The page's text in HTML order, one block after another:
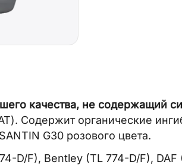
качества, не содержащий
Содержит органические
G30 розового цвета.
D/F), Bentley (TL 774-D/F), DAF